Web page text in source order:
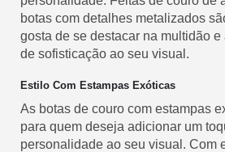
botas com detalhes metalizados
gosta de se destacar na multidão
de sofisticação ao seu visual.
Estilo Com Estampas Exóticas
As botas de couro com estampas
para quem deseja adicionar um
personalidade ao seu visual. Com